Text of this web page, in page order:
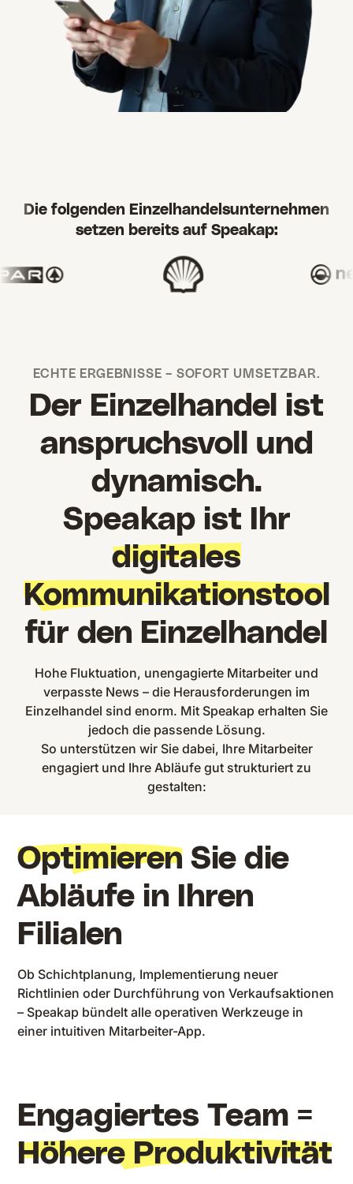
Die folgenden Einzelhandelsunternehmen
setzen bereits auf Speakap:
ECHTE ERGEBNISSE – SOFORT UMSETZBAR.
Der Einzelhandel ist
anspruchsvoll und
dynamisch.
Speakap ist Ihr
digitales
Kommunikationstool
für den Einzelhandel
Hohe Fluktuation, unengagierte Mitarbeiter und
verpasste News – die Herausforderungen im
Einzelhandel sind enorm. Mit Speakap erhalten Sie
jedoch die passende Lösung.
So unterstützen wir Sie dabei, Ihre Mitarbeiter
engagiert und Ihre Abläufe gut strukturiert zu
gestalten:
Optimieren Sie die
Abläufe in Ihren
Filialen
Ob Schichtplanung, Implementierung neuer
Richtlinien oder Durchführung von Verkaufsaktionen
– Speakap bündelt alle operativen Werkzeuge in
einer intuitiven Mitarbeiter-App.
Engagiertes Team =
Höhere Produktivität